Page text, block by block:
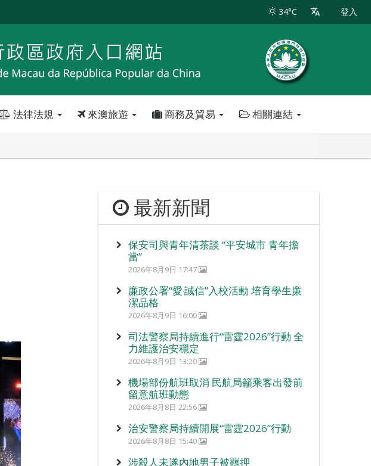
34°C 登入
法律法規 來澳旅遊 商務及貿易 相關連結
最新新聞
保安司與青年清茶談 “平安城市 青年擔
當”
2026年8月9日 17:47
廉政公署“愛‧誠信”入校活動 培育學生廉
潔品格
2026年8月9日 16:00
司法警察局持續進行“雷霆2026”行動 全
力維護治安穩定
2026年8月9日 13:20
機場部份航班取消 民航局籲乘客出發前
留意航班動態
2026年8月8日 22:56
治安警察局持續開展“雷霆2026”行動
2026年8月8日 15:40
涉殺人未遂內地男子被羈押